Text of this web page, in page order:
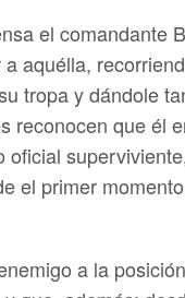
el comandante
aquélla,
tropa y dándole
reconocen que él
el primer
a la